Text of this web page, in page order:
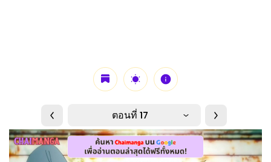
ตอนที่ 17